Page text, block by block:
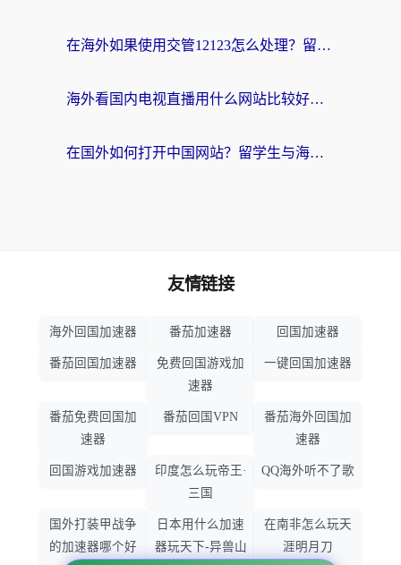
在海外如果使用交管12123怎么处理？留学生亲测有效的回国加速方案
海外看国内电视直播用什么网站比较好？一篇解决你所有追剧难题的实用指南
在国外如何打开中国网站？留学生与海外华人的无缝访问指南
友情链接
海外回国加速器 番茄加速器 回国加速器
番茄回国加速器
免费回国游戏加
速器
一键回国加速器
番茄免费回国加
速器
番茄回国VPN
番茄海外回国加
速器
回国游戏加速器
印度怎么玩帝王·
三国
QQ海外听不了歌
国外打装甲战争
的加速器哪个好
日本用什么加速
器玩天下-异兽山
在南非怎么玩天
涯明月刀